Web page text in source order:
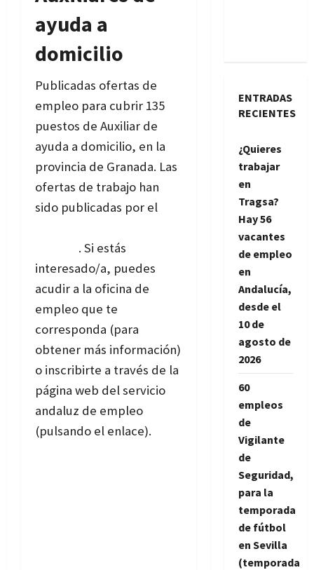
ayuda a
domicilio
Publicadas ofertas de
empleo para cubrir 135
puestos de Auxiliar de
ayuda a domicilio, en la
provincia de Granada. Las
ofertas de trabajo han
sido publicadas por el
. Si estás
interesado/a, puedes
acudir a la oficina de
empleo que te
corresponda (para
obtener más información)
o inscribirte a través de la
página web del servicio
andaluz de empleo
(pulsando el enlace).
ENTRADAS
RECIENTES
¿Quieres
trabajar
en
Tragsa?
Hay 56
vacantes
de empleo
en
Andalucía,
desde el
10 de
agosto de
2026
60
empleos
de
Vigilante
de
Seguridad,
para la
temporada
de fútbol
en Sevilla
(temporada